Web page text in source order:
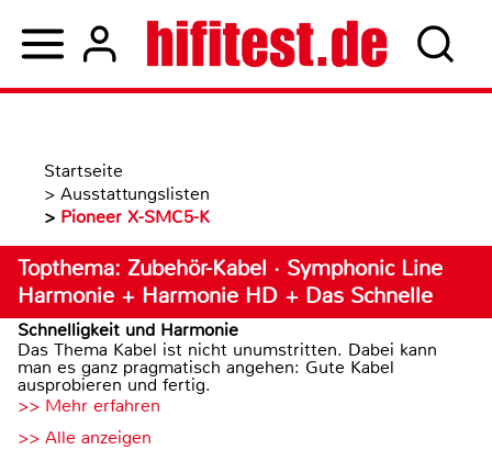
Startseite
> Ausstattungslisten
> Pioneer X-SMC5-K
Topthema: Zubehör-Kabel · Symphonic Line
Harmonie + Harmonie HD + Das Schnelle
Schnelligkeit und Harmonie
Das Thema Kabel ist nicht unumstritten. Dabei kann
man es ganz pragmatisch angehen: Gute Kabel
ausprobieren und fertig.
>> Mehr erfahren
>> Alle anzeigen